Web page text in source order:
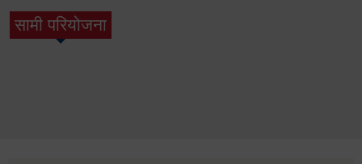
सामी परियोजना
(active tab)